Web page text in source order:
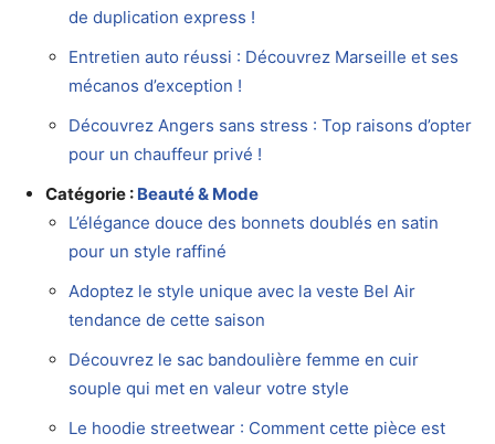
de duplication express !
Entretien auto réussi : Découvrez Marseille et ses
mécanos d’exception !
Découvrez Angers sans stress : Top raisons d’opter
pour un chauffeur privé !
Catégorie : Beauté & Mode
L’élégance douce des bonnets doublés en satin
pour un style raffiné
Adoptez le style unique avec la veste Bel Air
tendance de cette saison
Découvrez le sac bandoulière femme en cuir
souple qui met en valeur votre style
Le hoodie streetwear : Comment cette pièce est